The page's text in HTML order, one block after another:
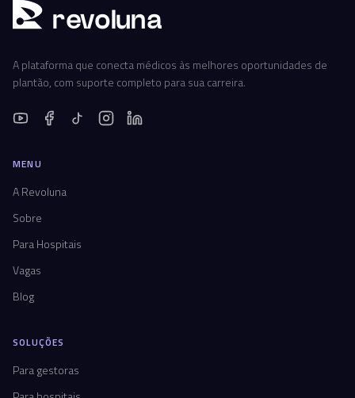
revoluna
A plataforma que conecta médicos às melhores oportunidades de
plantão, com suporte completo para sua carreira.
MENU
A Revoluna
Sobre
Para Hospitais
Vagas
Blog
SOLUÇÕES
Para gestoras